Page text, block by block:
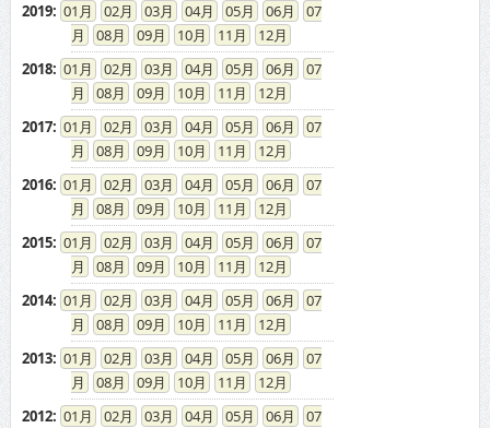
2019: 01 02 03 04 05 06
07
08
09 10 11
12
2018: 01 02 03 04 05 06
07
08
09 10 11
12
2017: 01 02 03 04 05 06
07
08
09 10 11
12
2016: 01 02 03 04 05 06
07
08
09 10 11
12
2015: 01 02 03 04 05 06
07
08
09 10 11
12
2014: 01 02 03 04 05 06
07
08
09 10 11
12
2013: 01 02 03 04 05 06
07
08
09 10 11
12
2012: 01 02 03 04 05 06
07